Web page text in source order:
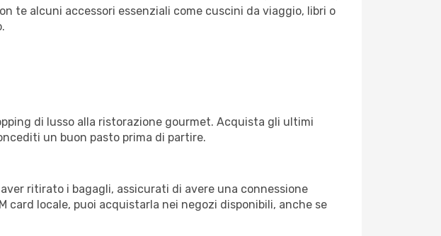
te alcuni accessori essenziali come cuscini da viaggio, libri o
di lusso alla ristorazione gourmet. Acquista gli ultimi
un buon pasto prima di partire.
ritirato i bagagli, assicurati di avere una connessione
card locale, puoi acquistarla nei negozi disponibili, anche se